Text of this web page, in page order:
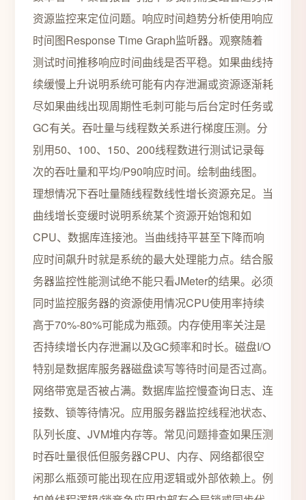
资源监控来定位问题。响应时间趋势分析使用响应
时间图Response Time Graph监听器。观察随着
测试时间推移响应时间曲线是否平稳。如果曲线持
续缓慢上升说明系统可能有内存泄漏或资源逐渐耗
尽如果曲线出现周期性毛刺可能与后台定时任务或
GC有关。吞吐量与线程数关系进行梯度压测。分
别用50、100、150、200线程数进行测试记录每
次的吞吐量和平均/P90响应时间。绘制曲线图。
理想情况下吞吐量随线程数线性增长资源充足。当
曲线增长变缓时说明系统某个资源开始饱和如
CPU、数据库连接池。当曲线持平甚至下降而响
应时间飙升时就是系统的最大处理能力点。结合服
务器监控性能测试绝不能只看JMeter的结果。必须
同时监控服务器的资源使用情况CPU使用率持续
高于70%-80%可能成为瓶颈。内存使用率关注是
否持续增长内存泄漏以及GC频率和时长。磁盘I/O
特别是数据库服务器磁盘读写等待时间是否过高。
网络带宽是否被占满。数据库监控慢查询日志、连
接数、锁等待情况。应用服务器监控线程池状态、
队列长度、JVM堆内存等。常见问题排查如果压测
时吞吐量很低但服务器CPU、内存、网络都很空
闲那么瓶颈可能出现在应用逻辑或外部依赖上。例